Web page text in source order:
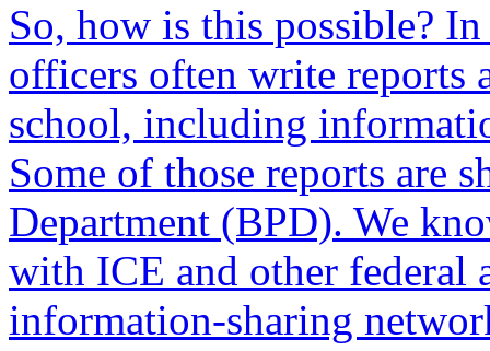
So, how is this possible?
officers often write reports
school, including
Some of those reports are
Department (BPD). We
with ICE and other federal
information-sharing